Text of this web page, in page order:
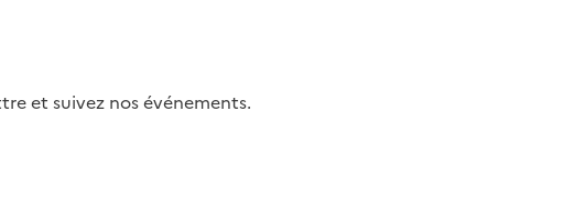
et suivez nos événements.